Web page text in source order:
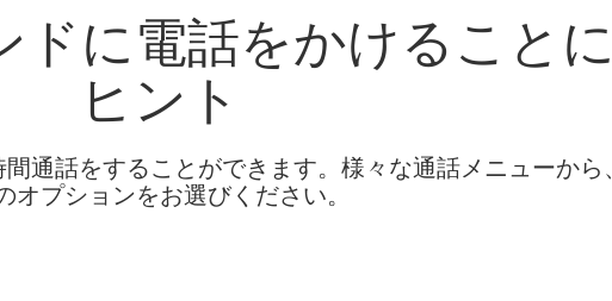
ドに電話をかけること
ヒント
通話をすることができます。様々な通話メニューから
オプションをお選びください。